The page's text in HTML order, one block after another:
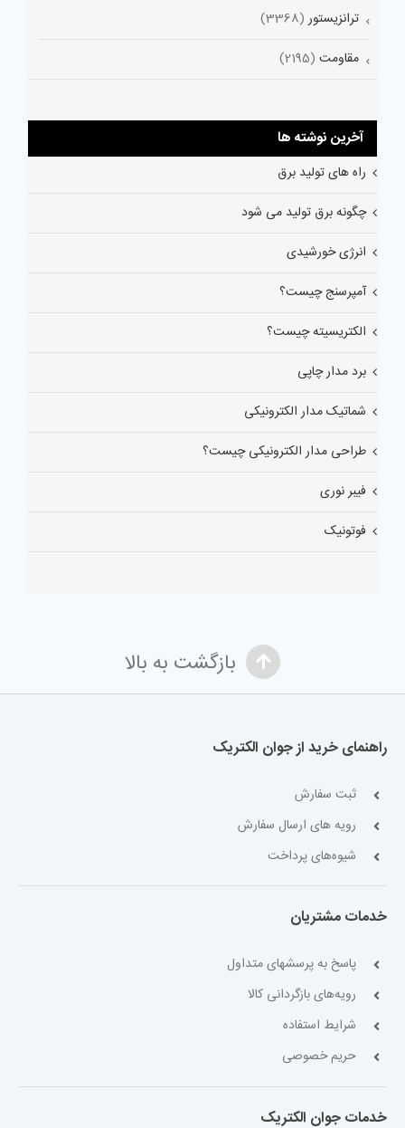
ترانزیستور (3368)
مقاومت (2195)
آخرین نوشته ها
راه های تولید برق
چگونه برق تولید می شود
انرژی خورشیدی
آمپرسنج چیست؟
الکتریسیته چیست؟
برد مدار چاپی
شماتیک مدار الکترونیکی
طراحی مدار الکترونیکی چیست؟
فیبر نوری
فوتونیک
بازگشت به بالا
راهنمای خرید از جوان الکتریک
ثبت سفارش
رویه های ارسال سفارش
شیوه‌های پرداخت
خدمات مشتریان
پاسخ به پرسشهای متداول
رویه‌های بازگردانی کالا
شرایط استفاده
حریم خصوصی
خدمات جوان الکتریک